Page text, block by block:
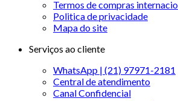
Termos de compras
Politica de privacidade
Mapa do site
Serviços ao cliente
WhatsApp | (21) 97971-2181
Central de atendimento
Canal Confidencial